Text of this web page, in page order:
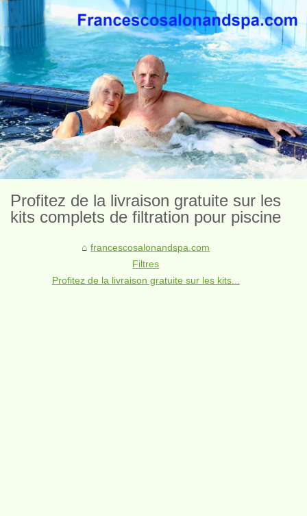
Profitez de la livraison gratuite sur les
kits complets de filtration pour piscine
francescosalonandspa.com
Filtres
Profitez de la livraison gratuite sur les kits...